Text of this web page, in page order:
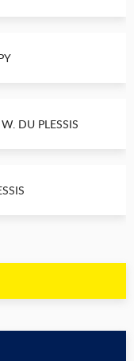
DU PLESSIS